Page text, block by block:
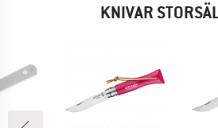
KNIVAR